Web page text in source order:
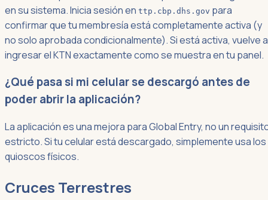
en su sistema. Inicia sesión en ttp.cbp.dhs.gov para
confirmar que tu membresía está completamente activa (y
no solo aprobada condicionalmente). Si está activa, vuelve a
ingresar el KTN exactamente como se muestra en tu panel.
¿Qué pasa si mi celular se descargó antes de
poder abrir la aplicación?
La aplicación es una mejora para Global Entry, no un
estricto. Si tu celular está descargado, simplemente usa los
quioscos físicos.
Cruces Terrestres